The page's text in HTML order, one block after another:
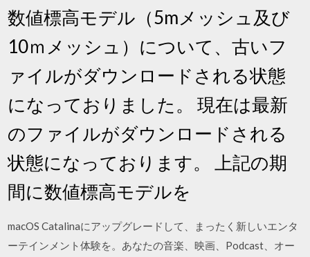
数値標高モデル（5mメッシュ及び
10ｍメッシュ）について、古いフ
ァイルがダウンロードされる状態
になっておりました。 現在は最新
のファイルがダウンロードされる
状態になっております。 上記の期
間に数値標高モデルを
macOS Catalinaにアップグレードして、まったく新しいエンタ
ーテインメント体験を。あなたの音楽、映画、Podcast、オー